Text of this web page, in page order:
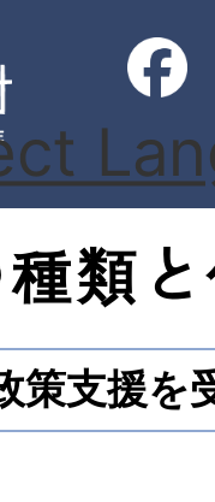
類
策支援を